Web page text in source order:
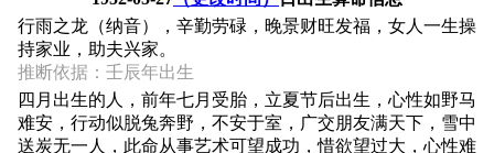
行雨之龙（纳音），辛勤劳碌，晚景财旺发福，女人一生操
持家业，助夫兴家。
推断依据：壬辰年出生
四月出生的人，前年七月受胎，立夏节后出生，心性如野马
难安，行动似脱兔奔野，不安于室，广交朋友满天下，雪中
送炭无一人，此命从事艺术可望成功，惜欲望过大，心性难